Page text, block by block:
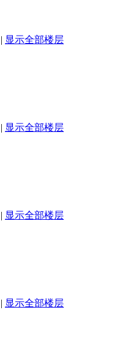
| 显示全部楼层
| 显示全部楼层
| 显示全部楼层
| 显示全部楼层